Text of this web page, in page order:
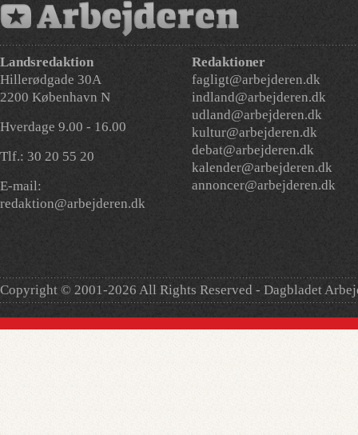
Landsredaktion
Hillerødgade 30A
2200 København N
Hverdage 9.00 - 16.00
Tlf.: 30 20 55 20
E-mail:
redaktion@arbejderen.dk
Redaktioner
fagligt@arbejderen.dk
indland@arbejderen.dk
udland@arbejderen.dk
kultur@arbejderen.dk
debat@arbejderen.dk
kalender@arbejderen.dk
annoncer@arbejderen.dk
Copyright © 2001-2026 All Rights Reserved - Dagbladet